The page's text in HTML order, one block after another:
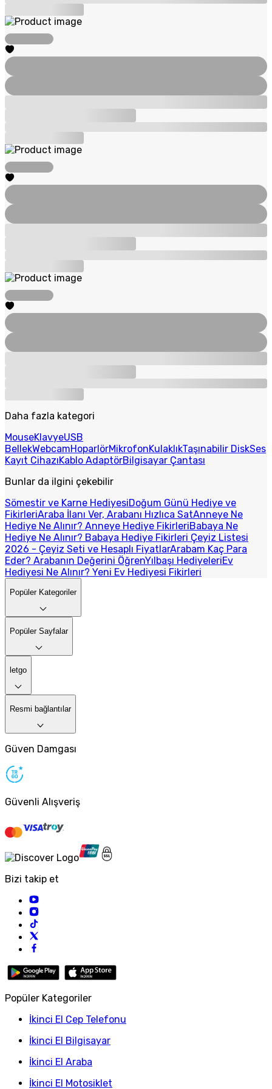
Daha fazla kategori
MouseKlavyeUSB
BellekWebcamHoparlörMikrofonKulaklıkTaşınabilir DiskSes
Kayıt CihazıKablo AdaptörBilgisayar Çantası
Bunlar da ilgini çekebilir
Sömestir ve Karne HediyesiDoğum Günü Hediye ve
FikirleriAraba İlanı Ver, Arabanı Hızlıca SatAnneye Ne
Hediye Ne Alınır? Anneye Hediye FikirleriBabaya Ne
Hediye Ne Alınır? Babaya Hediye Fikirleri Çeyiz Listesi
2026 - Çeyiz Seti ve Hesaplı FiyatlarArabam Kaç Para
Eder? Arabanın Değerini ÖğrenYılbaşı HediyeleriEv
Hediyesi Ne Alınır? Yeni Ev Hediyesi Fikirleri
Popüler Kategoriler
Popüler Sayfalar
letgo
Resmi bağlantılar
Güven Damgası
Güvenli Alışveriş
Bizi takip et
Popüler Kategoriler
İkinci El Cep Telefonu
İkinci El Bilgisayar
İkinci El Araba
İkinci El Motosiklet